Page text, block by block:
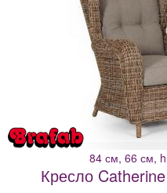
84 см, 66 см,
Кресло